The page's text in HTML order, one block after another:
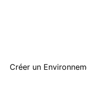
Créer un